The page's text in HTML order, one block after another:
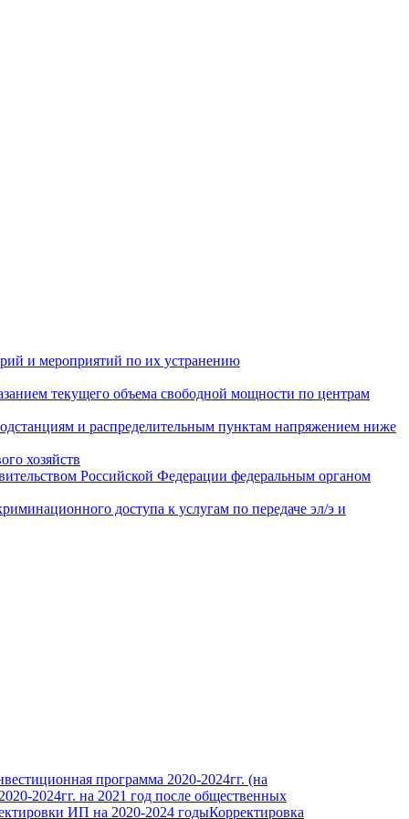
и мероприятий по их устранению
текущего объема свободной мощности по центрам
и распределительным пунктам напряжением ниже
хозяйств
Российской Федерации федеральным органом
доступа к услугам по передаче эл/э и
программа 2020-2024гг. (на
2024гг. на 2021 год после общественных
ИП на 2020-2024 годыКорректировка